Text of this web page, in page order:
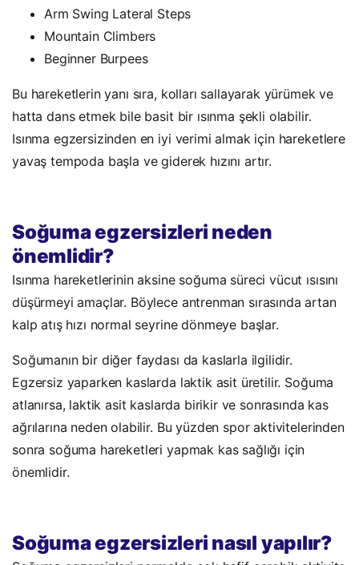
Arm Swing Lateral Steps
Mountain Climbers
Beginner Burpees
Bu hareketlerin yanı sıra, kolları sallayarak yürümek ve
hatta dans etmek bile basit bir ısınma şekli olabilir.
Isınma egzersizinden en iyi verimi almak için hareketlere
yavaş tempoda başla ve giderek hızını artır.
Soğuma egzersizleri neden
önemlidir?
Isınma hareketlerinin aksine soğuma süreci vücut ısısını
düşürmeyi amaçlar. Böylece antrenman sırasında artan
kalp atış hızı normal seyrine dönmeye başlar.
Soğumanın bir diğer faydası da kaslarla ilgilidir.
Egzersiz yaparken kaslarda laktik asit üretilir. Soğuma
atlanırsa, laktik asit kaslarda birikir ve sonrasında kas
ağrılarına neden olabilir. Bu yüzden spor aktivitelerinden
sonra soğuma hareketleri yapmak kas sağlığı için
önemlidir.
Soğuma egzersizleri nasıl yapılır?